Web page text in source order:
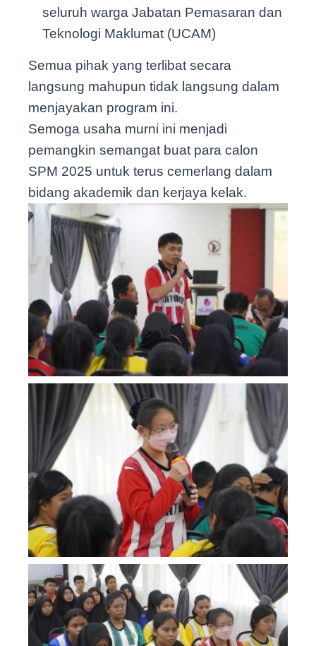
seluruh warga Jabatan Pemasaran dan
Teknologi Maklumat (UCAM)
Semua pihak yang terlibat secara
langsung mahupun tidak langsung dalam
menjayakan program ini.
Semoga usaha murni ini menjadi
pemangkin semangat buat para calon
SPM 2025 untuk terus cemerlang dalam
bidang akademik dan kerjaya kelak.